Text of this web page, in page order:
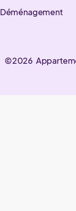
Déménagement
©2026